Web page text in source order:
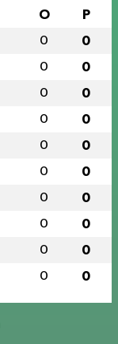
O P
0 0
0 0
0 0
0 0
0 0
0 0
0 0
0 0
0 0
0 0